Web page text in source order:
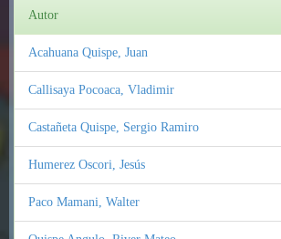
Autor
Acahuana Quispe, Juan
Callisaya Pocoaca, Vladimir
Castañeta Quispe, Sergio Ramiro
Humerez Oscori, Jesús
Paco Mamani, Walter